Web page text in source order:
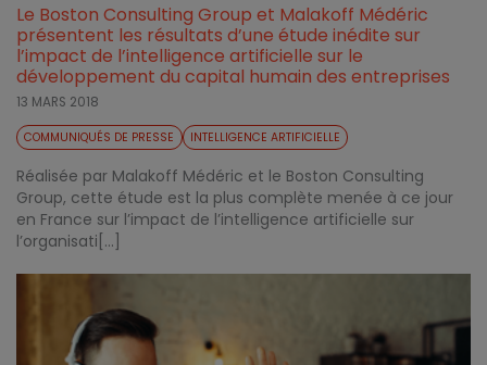
Le Boston Consulting Group et Malakoff Médéric
présentent les résultats d’une étude inédite sur
l’impact de l’intelligence artificielle sur le
développement du capital humain des entreprises
13 MARS 2018
COMMUNIQUÉS DE PRESSE INTELLIGENCE ARTIFICIELLE
Réalisée par Malakoff Médéric et le Boston Consulting
Group, cette étude est la plus complète menée à ce jour
en France sur l’impact de l’intelligence artificielle sur
l’organisati[...]